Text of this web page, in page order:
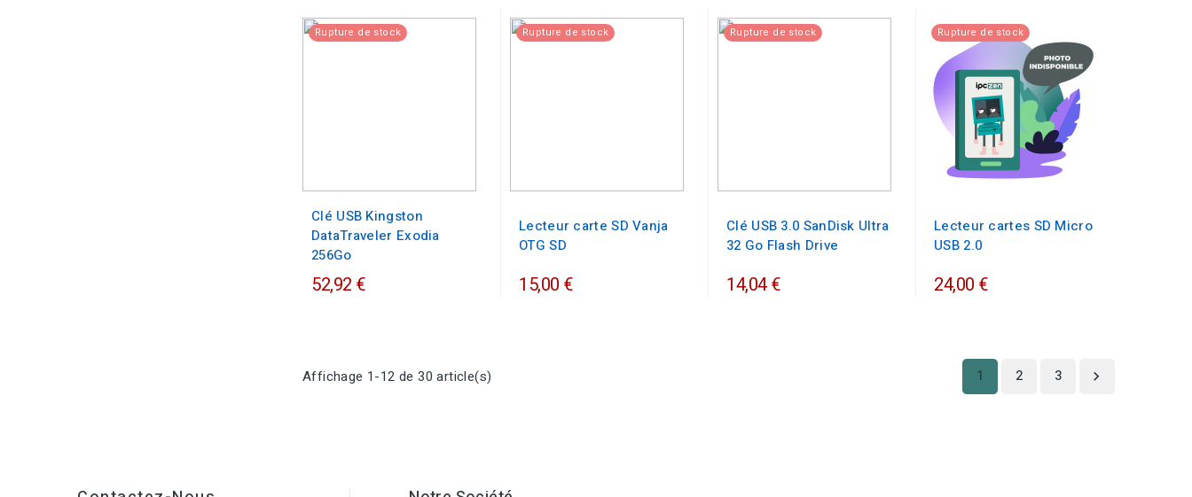
Rupture de stock
Clé USB Kingston
DataTraveler Exodia
256Go
52,92 €
Rupture de stock
Lecteur carte SD Vanja
OTG SD
15,00 €
Rupture de stock
Clé USB 3.0 SanDisk Ultra
32 Go Flash Drive
14,04 €
Rupture de stock
Lecteur cartes SD Micro
USB 2.0
24,00 €
Affichage 1-12 de 30 article(s) 1 2 3 